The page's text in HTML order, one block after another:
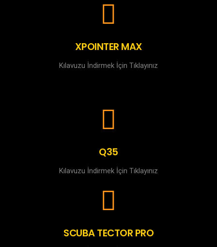
XPOINTER MAX
Kılavuzu İndirmek İçin Tıklayınız
Q35
Kılavuzu İndirmek İçin Tıklayınız
SCUBA TECTOR PRO